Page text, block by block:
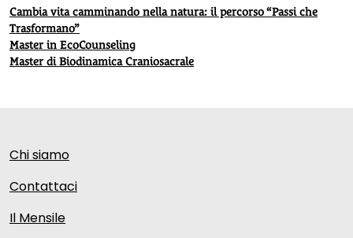
Cambia vita camminando nella natura: il percorso “Passi che
Trasformano”
Master in EcoCounseling
Master di Biodinamica Craniosacrale
Chi siamo
Contattaci
Il Mensile